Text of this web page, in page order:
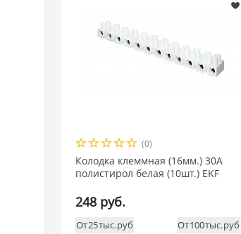
(0)
Колодка клеммная (16мм.) 30А
полистирол белая (10шт.) EKF
248 руб.
От 25 тыс. руб
От 100 тыс. руб